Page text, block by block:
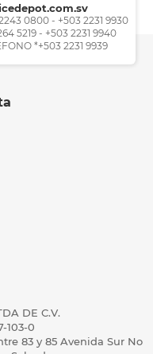
0800 - +503 2231 9930
5219 - +503 2231 9940
*+503 2231 9939
DE C.V.
103-0
83 y 85 Avenida Sur No